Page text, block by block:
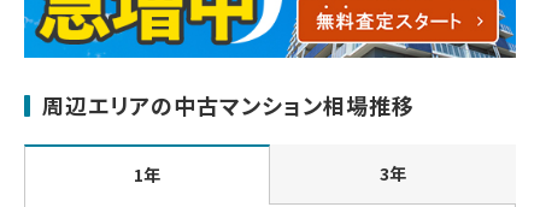
周辺エリアの中古マンション相場推移
1年 3年